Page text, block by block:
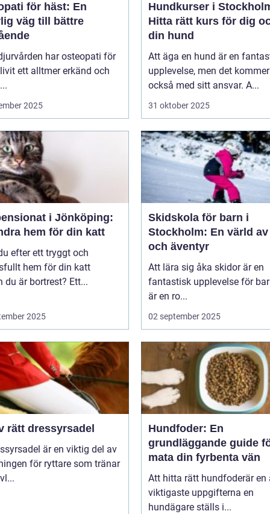
för häst: En
väg till bättre
har osteopati för
ett alltmer erkänd och
2025
Hundkurser i
Hitta rätt kurs för dig
din hund
Att äga en hund är en
upplevelse, men det kommer
också med sitt ansvar. A...
31 oktober 2025
i Jönköping:
hem för din katt
efter ett tryggt och
hem för din katt
du är bortrest? Ett...
2025
Skidskola för barn i
Stockholm: En värld
och äventyr
Att lära sig åka skidor är en
fantastisk upplevelse för
är en ro...
02 september 2025
rätt dressyrsadel
är en viktig del av
för ryttare som tränar
Hundfoder: En
grundläggande guide
mata din fyrbenta vän
Att hitta rätt hundfoderär en
viktigaste uppgifterna en
hundägare ställs i...